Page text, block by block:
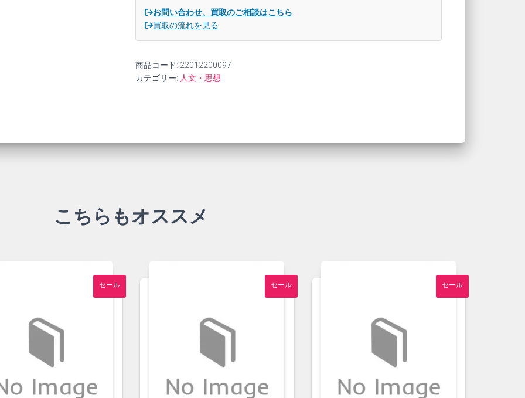
お問い合わせ、買取のご相談はこちら
買取の流れを見る
商品コード: 22012200097
カテゴリー: 人文・思想
こちらもオススメ
セール セール セール